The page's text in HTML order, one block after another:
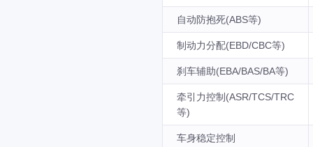
自动防抱死(ABS等)
制动力分配(EBD/CBC等)
刹车辅助(EBA/BAS/BA等)
牵引力控制(ASR/TCS/TRC
等)
车身稳定控制